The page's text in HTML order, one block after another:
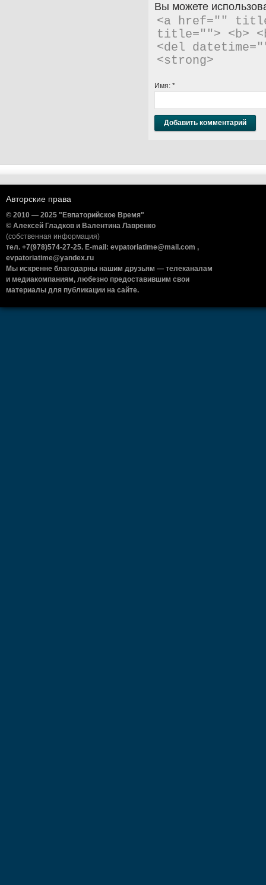
Вы можете
<a href=""
title=""> <b>
<del
<strong>
Имя: *
Авторские права
© 2010 — 2025 "Евпаторийское Время"
© Алексей Гладков и Валентина Лавренко
(собственная информация)
тел. +7(978)574-27-25. E-mail: evpatoriatime@mail.com ,
evpatoriatime@yandex.ru
Мы искренне благодарны нашим друзьям — телеканалам
и медиакомпаниям, любезно предоставившим свои
материалы для публикации на сайте.